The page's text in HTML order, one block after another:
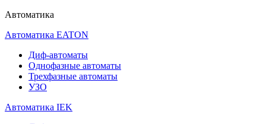
Автоматика
Автоматика EATON
Диф-автоматы
Однофазные автоматы
Трехфазные автоматы
УЗО
Автоматика IEK